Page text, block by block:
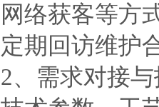
网络获客等方
定期回访维护
2、需求对接